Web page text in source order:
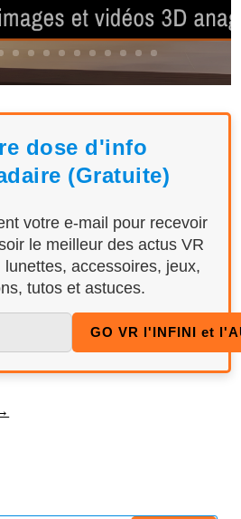
dose d'info
(Gratuite)
votre e-mail pour recevoir
le meilleur des actus VR
accessoires, jeux,
tutos et astuces.